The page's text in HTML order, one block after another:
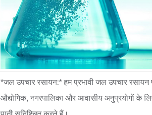
*जल उपचार रसायन:* हम प्रभावी जल उपचार रसायन
औद्योगिक, नगरपालिका और आवासीय अनुप्रयोगों के